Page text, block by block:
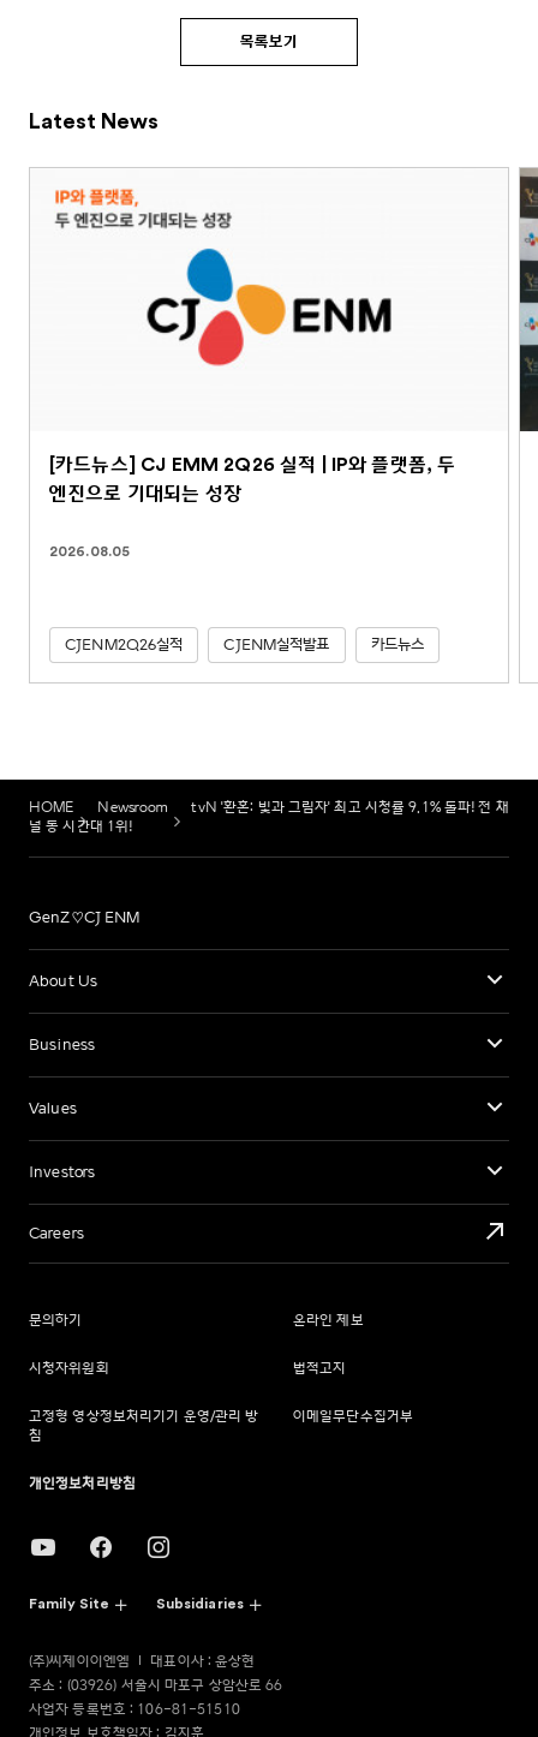
목록보기
Latest News
[카드뉴스] CJ EMM 2Q26 실적 | IP와 플랫폼, 두
엔진으로 기대되는 성장
2026.08.05
CJENM2Q26실적 CJENM실적발표 카드뉴스
HOME Newsroom
tvN '환혼: 빛과 그림자' 최고 시청률 9.1% 돌파! 전 채
널 동 시간대 1위!
GenZ♡CJ ENM
About Us
Business
Values
Investors
Careers
문의하기 온라인 제보
시청자위원회 법적고지
고정형 영상정보처리기기 운영/관리 방
침
이메일무단수집거부
개인정보처리방침
Family Site Subsidiaries
(주)씨제이이엔엠
대표이사 : 윤상현
주소 : (03926) 서울시 마포구 상암산로 66
사업자 등록번호 : 106-81-51510